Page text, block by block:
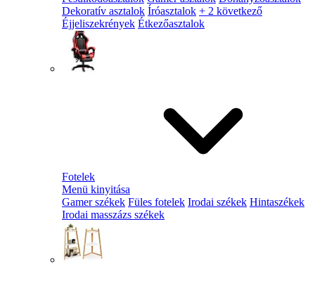
Dekoratív asztalok Íróasztalok + 2 következő
Éjjeliszekrények Étkezőasztalok
Fotelek
Menü kinyitása
Gamer székek Füles fotelek Irodai székek Hintaszékek
Irodai masszázs székek